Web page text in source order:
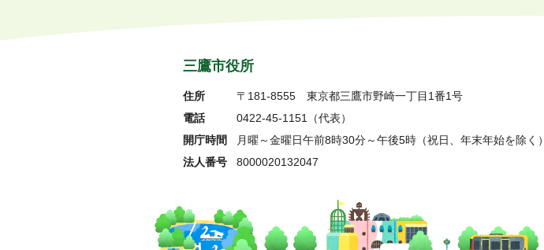
三鷹市役所
住所 〒181-8555 東京都三鷹市野崎一丁目1番1号
電話
0422-45-1151 （代表）
開庁時間
月曜～金曜日午前8時30分～午後5時（祝日、年末年始を除く）
法人番号
8000020132047